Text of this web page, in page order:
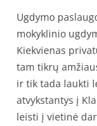
Ugdymo
mokyklinio
Kiekvienas
tam tikrų
ir tik tada laukti
atvykstantys į
leisti į vietinė